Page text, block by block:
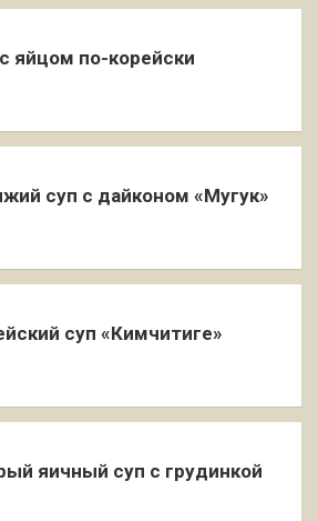
яйцом по-корейски
суп с дайконом «Мугук»
суп «Кимчитиге»
яичный суп с грудинкой